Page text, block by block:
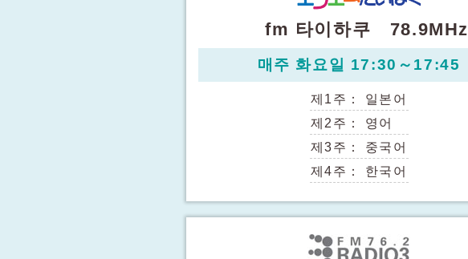
fm 타이하쿠 78.9MHz
매주 화요일 17:30～17:45
제1주：
일본어
제2주：
영어
제3주：
중국어
제4주：
한국어